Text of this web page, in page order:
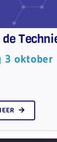
de
3 oktober